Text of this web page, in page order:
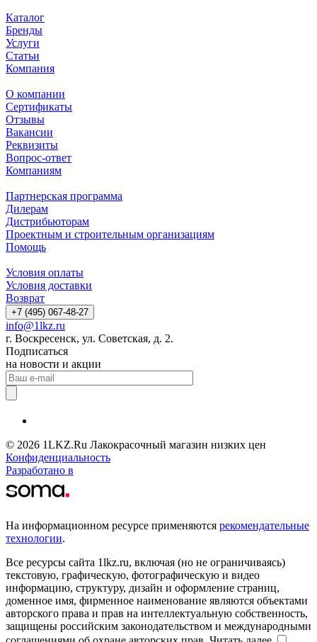
Каталог
Бренды
Услуги
Статьи
Компания
О компании
Сертификаты
Отзывы
Вакансии
Реквизиты
Вопрос-ответ
Компаниям
Партнерская программа
Дилерам
Дистрибьюторам
Проектным и строительным организациям
Помощь
Условия оплаты
Условия доставки
Возврат
+7 (495) 067-48-27
info@1lkz.ru
г. Воскресенск, ул. Советская, д. 2.
Подписаться
на новости и акции
© 2026 1LKZ.Ru Лакокрасочный магазин низких цен
Конфиденциальность
Разработано в
На информационном ресурсе применяются рекомендательные
технологии.
Все ресурсы сайта 1lkz.ru, включая (но не ограничиваясь)
текстовую, графическую, фотографическую и видео
информацию, структуру, дизайн и оформление страниц,
доменное имя, фирменное наименование являются объектами
авторского права и прав на интеллектуальную собственность,
защищены российским законодательством и международными